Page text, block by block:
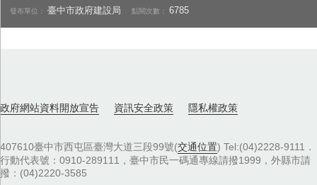
發布單位：臺中市政府建設局 點閱次數：6785
政府網站資料開放宣告 資訊安全政策 隱私權政策
407610臺中市西屯區臺灣大道三段99號(交通位置) Tel:(04)2228-9111．
行動代表號：0910-289111，臺中市民一碼通專線請撥1999，外縣市請
撥：(04)2220-3585